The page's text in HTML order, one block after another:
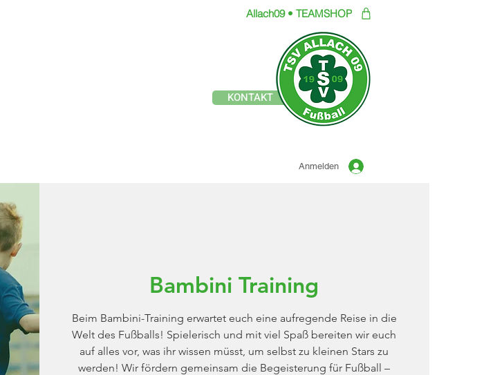
Allach09 • TEAMSHOP
KONTAKT
Anmelden
Bambini Training
Beim Bambini-Training erwartet euch eine aufregende Reise in die
Welt des Fußballs! Spielerisch und mit viel Spaß bereiten wir euch
auf alles vor, was ihr wissen müsst, um selbst zu kleinen Stars zu
werden! Wir fördern gemeinsam die Begeisterung für Fußball –